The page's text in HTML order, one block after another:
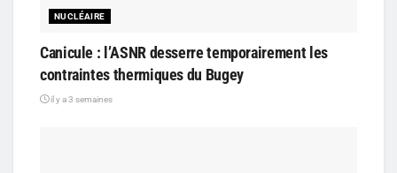
NUCLÉAIRE
Canicule : l’ASNR desserre temporairement les
contraintes thermiques du Bugey
il y a 3 semaines